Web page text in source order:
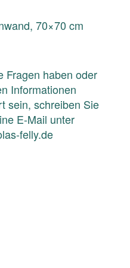
70×70 cm
Fragen haben oder
Informationen
sein, schreiben Sie
E-Mail unter
felly.de